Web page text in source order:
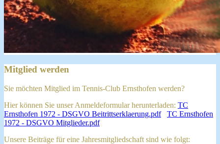
Mitglied werden
Sie möchten Mitglied im Tennis-Club Ernsthofen werden?
Hier können Sie unser Anmeldeformular herunterladen: TC
Ernsthofen 1972 - DSGVO Beitrittserklaerung.pdf
TC Ernsthofen
1972 - DSGVO Mitglieder.pdf
Unsere Beiträge für eine Jahresmitgliedschaft sind wie folgt: